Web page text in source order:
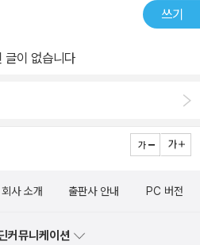
쓰기
글이 없습니다
회사 소개 출판사 안내 PC 버전
커뮤니케이션